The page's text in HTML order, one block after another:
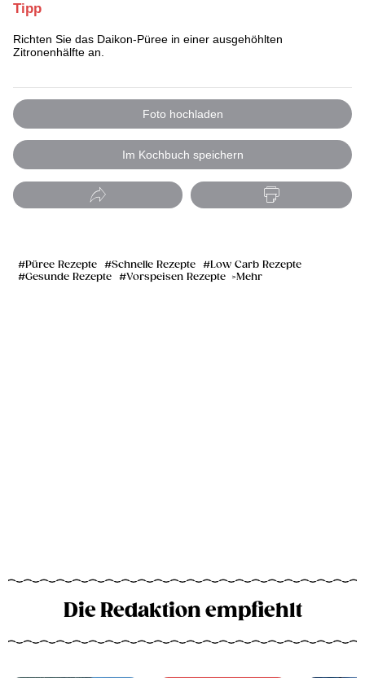
Tipp
Richten Sie das Daikon-Püree in einer ausgehöhlten
Zitronenhälfte an.
Foto hochladen
Im Kochbuch speichern
Püree Rezepte Schnelle Rezepte
Low Carb Rezepte
Gesunde Rezepte
Vorspeisen Rezepte Mehr
Die Redaktion empfiehlt